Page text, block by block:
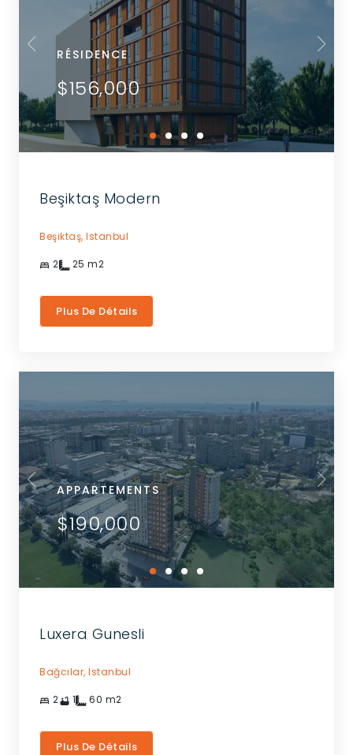
RÉSIDENCE
$156,000
Beşiktaş Modern
Beşiktaş, Istanbul
2 25 m2
Plus De Détails
APPARTEMENTS
$190,000
Luxera Gunesli
Bağcılar, Istanbul
2 1 60 m2
Plus De Détails